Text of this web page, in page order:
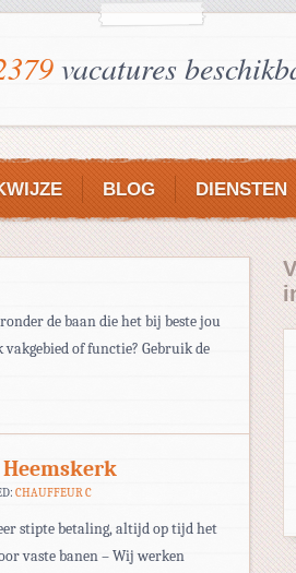
vacatures
BLOG DIENSTEN
de baan die het bij beste jou
vakgebied of functie? Gebruik de
CHAUFFEUR C
stipte betaling, altijd op tijd het
vaste banen – Wij werken